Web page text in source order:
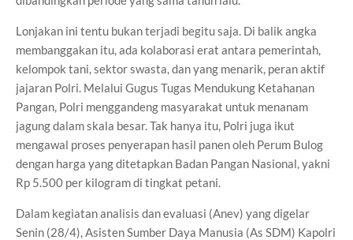
Lonjakan ini tentu bukan terjadi begitu saja. Di balik angka
membanggakan itu, ada kolaborasi erat antara pemerintah,
kelompok tani, sektor swasta, dan yang menarik, peran aktif
jajaran Polri. Melalui Gugus Tugas Mendukung Ketahanan
Pangan, Polri menggandeng masyarakat untuk menanam
jagung dalam skala besar. Tak hanya itu, Polri juga ikut
mengawal proses penyerapan hasil panen oleh Perum Bulog
dengan harga yang ditetapkan Badan Pangan Nasional, yakni
Rp 5.500 per kilogram di tingkat petani.
Dalam kegiatan analisis dan evaluasi (Anev) yang digelar
Senin (28/4), Asisten Sumber Daya Manusia (As SDM) Kapolri